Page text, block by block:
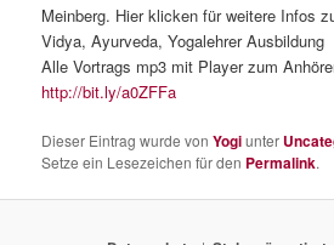
Meinberg. Hier klicken für weitere Infos
Vidya, Ayurveda, Yogalehrer Ausbildung
Alle Vortrags mp3 mit Player zum
http://bit.ly/a0ZFFa
Dieser Eintrag wurde vonYogiunter
Setze ein Lesezeichen für den Permalink.